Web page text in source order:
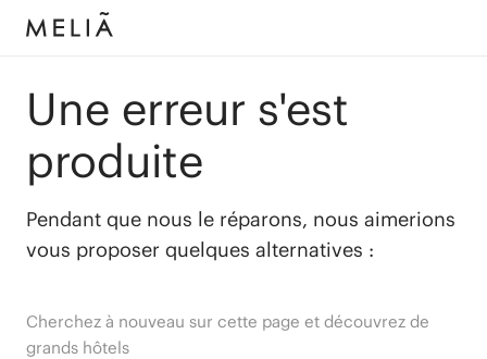
Une erreur s'est
produite
Pendant que nous le réparons, nous aimerions
vous proposer quelques alternatives :
Cherchez à nouveau sur cette page et découvrez de
grands hôtels